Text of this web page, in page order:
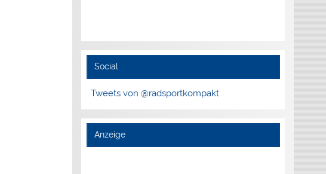
Social
Tweets von @radsportkompakt
Anzeige